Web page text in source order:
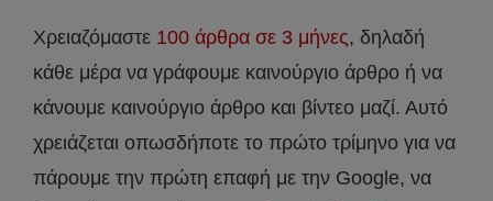
Χρειαζόμαστε 100 άρθρα σε 3 μήνες, δηλαδή
κάθε μέρα να γράφουμε καινούργιο άρθρο ή να
κάνουμε καινούργιο άρθρο και βίντεο μαζί. Αυτό
χρειάζεται οπωσδήποτε το πρώτο τρίμηνο για να
πάρουμε την πρώτη επαφή με την Google, να